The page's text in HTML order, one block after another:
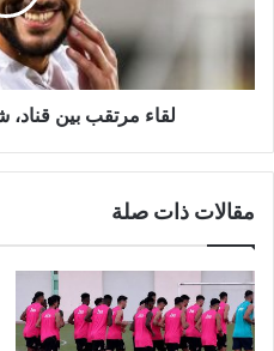
د
ي
ب
ع
.
.
.
ر
ت
ب
ن
،
ش
ر
لقاء مرتقب بين قناد،
مقالات ذات صلة